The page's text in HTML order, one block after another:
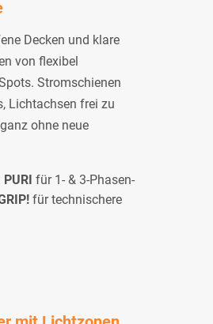
Decken und klare
von flexibel
Stromschienen
Lichtachsen frei zu
ohne neue
PURI für 1- & 3-Phasen-
für technischere